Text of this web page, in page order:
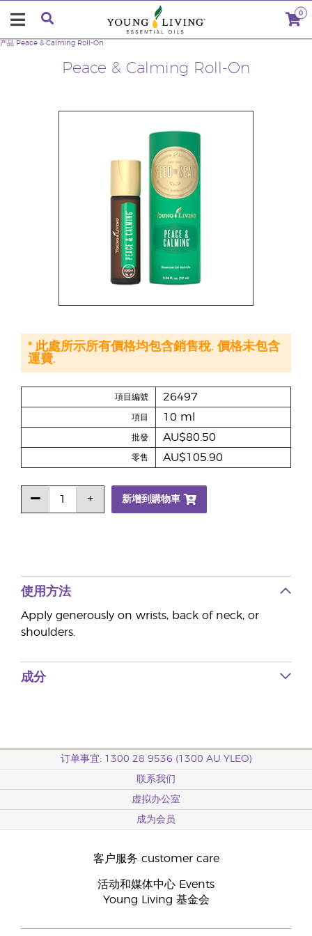
0
Peace & Calming Roll-On
产品 Peace & Calming Roll-On
項目編號 26497
項目 10 ml
批發 AU$80.50
零售 AU$105.90
新增到購物車
* 此處所示所有價格均包含銷售稅. 價格未包含
運費.
使用方法
Apply generously on wrists, back of neck, or
shoulders.
成分
订单事宜: 1300 28 9536 (1300 AU YLEO)
联系我们
虚拟办公室
成为会员
客户服务 customer care
活动和媒体中心 Events
Young Living 基金会